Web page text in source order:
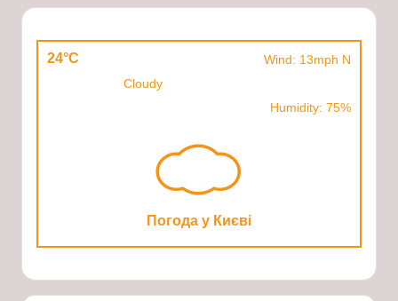
24°C
Wind: 13mph N
Cloudy
Humidity: 75%
Погода у Києві